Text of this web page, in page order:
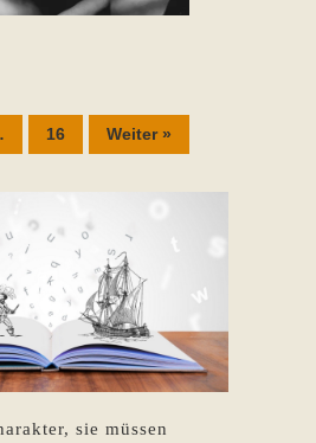
16 Weiter »
sie müssen